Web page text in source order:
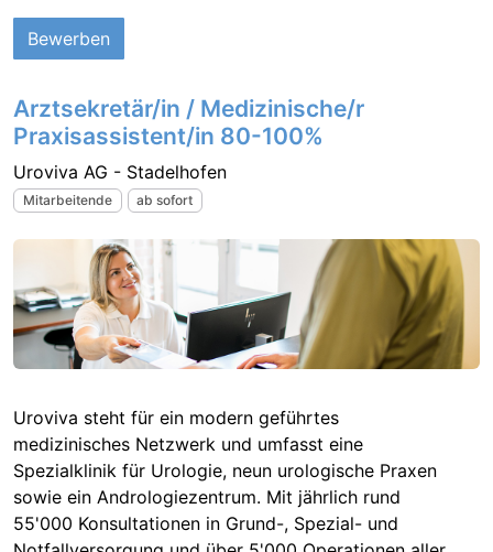
Bewerben
Arztsekretär/in / Medizinische/r
Praxisassistent/in 80-100%
Uroviva AG - Stadelhofen
Mitarbeitende ab sofort
Uroviva steht für ein modern geführtes
medizinisches Netzwerk und umfasst eine
Spezialklinik für Urologie, neun urologische Praxen
sowie ein Andrologiezentrum. Mit jährlich rund
55'000 Konsultationen in Grund-, Spezial- und